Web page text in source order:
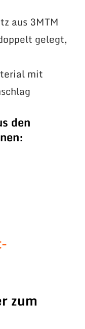
aus 3MTM
gelegt,
mit
den
zum